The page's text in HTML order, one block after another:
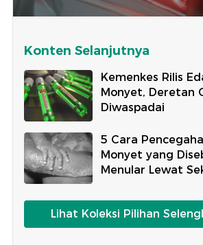
Konten Selanjutnya
Kemenkes Rilis
Monyet, Deretan
Diwaspadai
5 Cara
Monyet yang
Menular Lewat
Lihat Koleksi Pilihan